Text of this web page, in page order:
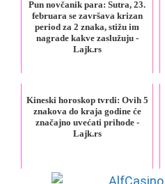
Pun novčanik para: Sutra, 23.
februara se završava krizan
period za 2 znaka, stižu im
nagrade kakve zaslužuju -
Lajk.rs
Kineski horoskop tvrdi: Ovih 5
znakova do kraja godine će
značajno uvećati prihode -
Lajk.rs